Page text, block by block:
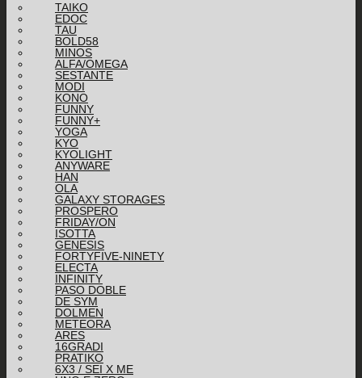
TAIKO
EDOC
TAU
BOLD58
MINOS
ALFA/OMEGA
SESTANTE
MODI
KONO
FUNNY
FUNNY+
YOGA
KYO
KYOLIGHT
ANYWARE
HAN
OLA
GALAXY STORAGES
PROSPERO
FRIDAY/ON
ISOTTA
GENESIS
FORTYFIVE-NINETY
ELECTA
INFINITY
PASO DOBLE
DE SYM
DOLMEN
METEORA
ARES
16GRADI
PRATIKO
6X3 / SEI X ME